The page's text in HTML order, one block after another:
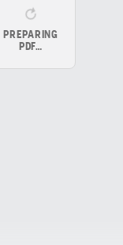
PREPARING
PDF…